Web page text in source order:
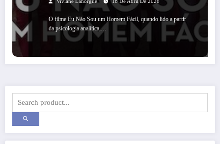
Viviane Lahorgue 18 De Abril De 2026
O filme Eu Não Sou um Homem Fácil, quando lido a partir
da psicologia analítica,…